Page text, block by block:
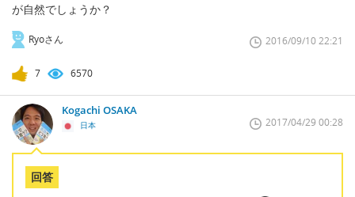
が自然でしょうか？
Ryoさん 2016/09/10 22:21
7 6570
Kogachi OSAKA
日本 2017/04/29 00:28
回答